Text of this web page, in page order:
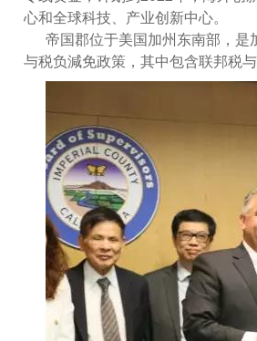
心和全球科技、产业创新中心。
帝国郡位于美国加州东南部，是
与税负減免政策，其中包含联邦税